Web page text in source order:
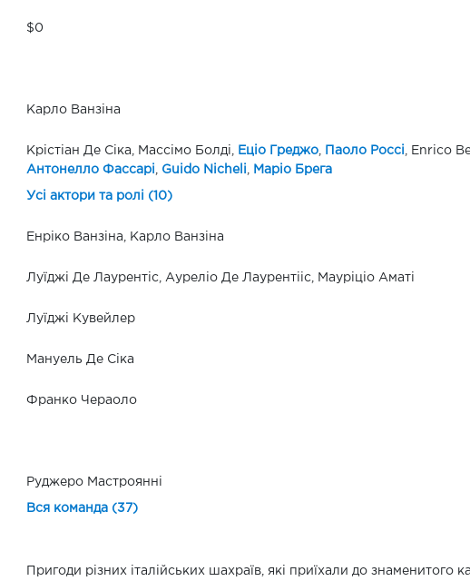
$0
Карло Ванзіна
Крістіан Де Сіка, Массімо Болді, Еціо Греджо, Паоло Россі , Enrico
Антонелло Фассарі
Guido Nicheli Маріо Брега
Усі актори та ролі (10)
Енріко Ванзіна, Карло Ванзіна
Луїджі Де Лаурентіс, Ауреліо Де Лаурентііс, Мауріціо Аматі
Луїджі Кувейлер
Мануель Де Сіка
Франко Чераоло
Руджеро Мастроянні
Вся команда (37)
Пригоди різних італійських шахраїв, які приїхали до